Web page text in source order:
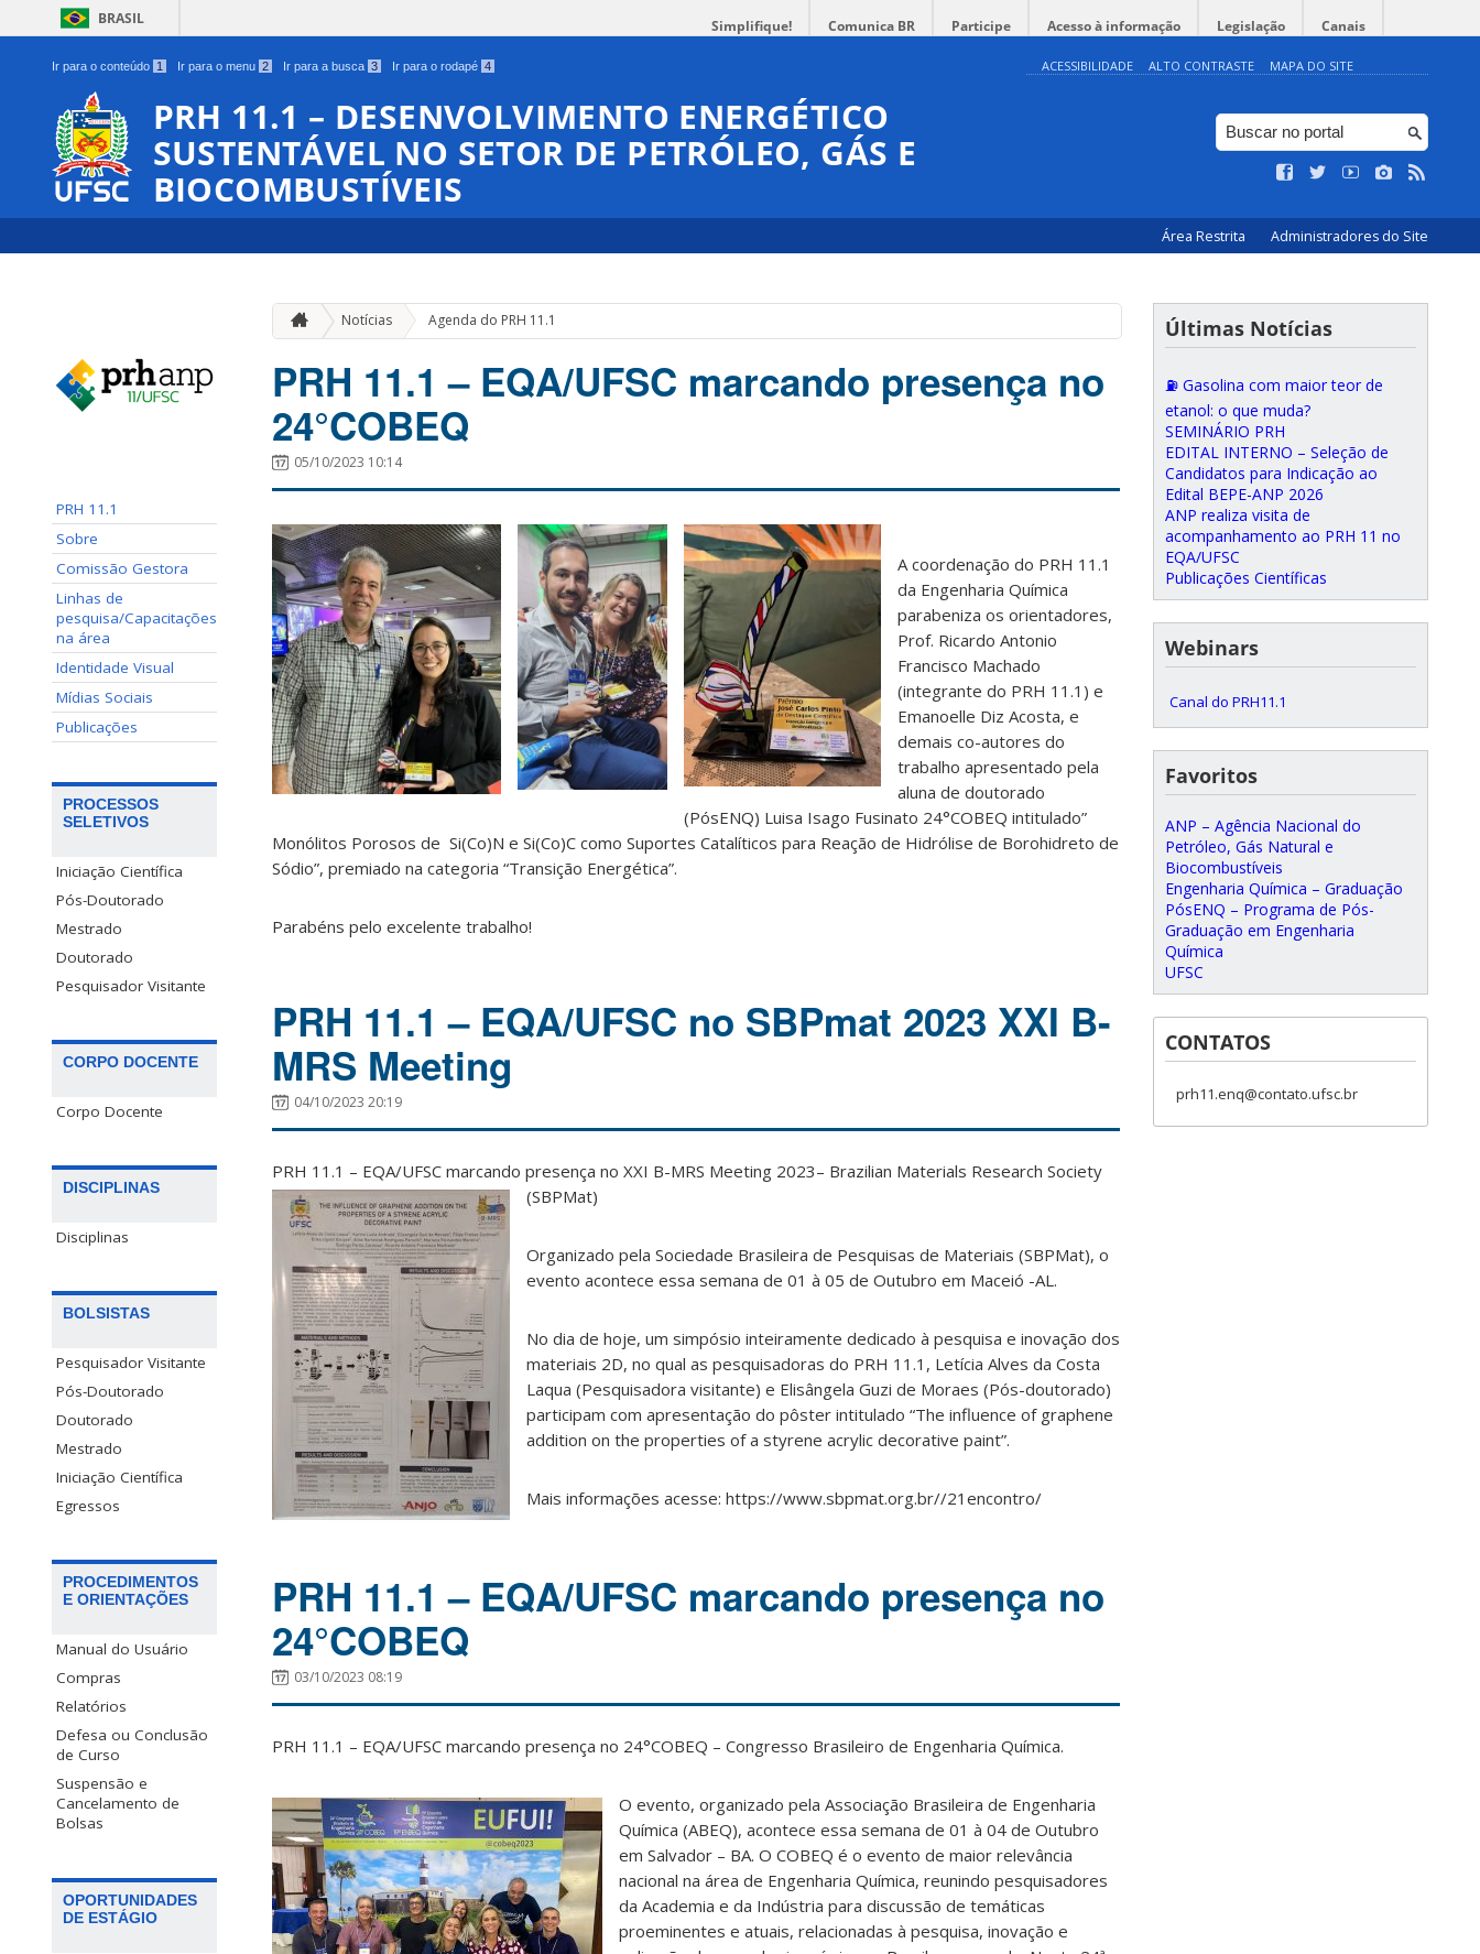
BRASIL Simplifique! Comunica BR Participe Acesso à informação Legislação Canais
Ir para o conteúdo 1 Ir para o menu 2 Ir para a busca 3 Ir para o rodapé 4 ACESSIBILIDADE ALTO CONTRASTE MAPA DO SITE
PRH 11.1 – DESENVOLVIMENTO ENERGÉTICO
SUSTENTÁVEL NO SETOR DE PETRÓLEO, GÁS E
BIOCOMBUSTÍVEIS
Área Restrita Administradores do Site
PRH 11.1
Sobre
Comissão Gestora
Linhas de
pesquisa/Capacitações
na área
Identidade Visual
Mídias Sociais
Publicações
PROCESSOS
SELETIVOS
Iniciação Científica
Pós-Doutorado
Mestrado
Doutorado
Pesquisador Visitante
CORPO DOCENTE
Corpo Docente
DISCIPLINAS
Disciplinas
BOLSISTAS
Pesquisador Visitante
Pós-Doutorado
Doutorado
Mestrado
Iniciação Científica
Egressos
PROCEDIMENTOS
E ORIENTAÇÕES
Manual do Usuário
Compras
Relatórios
Defesa ou Conclusão
de Curso
Suspensão e
Cancelamento de
Bolsas
OPORTUNIDADES
DE ESTÁGIO
Notícias Agenda do PRH 11.1
PRH 11.1 – EQA/UFSC marcando presença no
24°COBEQ
05/10/2023 10:14
A coordenação do PRH 11.1
da Engenharia Química
parabeniza os orientadores,
Prof. Ricardo Antonio
Francisco Machado
(integrante do PRH 11.1) e
Emanoelle Diz Acosta, e
demais co-autores do
trabalho apresentado pela
aluna de doutorado
(PósENQ) Luisa Isago Fusinato 24°COBEQ intitulado”
Monólitos Porosos de Si(Co)N e Si(Co)C como Suportes Catalíticos para Reação de Hidrólise de Borohidreto de
Sódio”, premiado na categoria “Transição Energética”.
Parabéns pelo excelente trabalho!
PRH 11.1 – EQA/UFSC no SBPmat 2023 XXI B-
MRS Meeting
04/10/2023 20:19
PRH 11.1 – EQA/UFSC marcando presença no XXI B-MRS Meeting 2023– Brazilian Materials Research Society
(SBPMat)
Organizado pela Sociedade Brasileira de Pesquisas de Materiais (SBPMat), o
evento acontece essa semana de 01 à 05 de Outubro em Maceió -AL.
No dia de hoje, um simpósio inteiramente dedicado à pesquisa e inovação dos
materiais 2D, no qual as pesquisadoras do PRH 11.1, Letícia Alves da Costa
Laqua (Pesquisadora visitante) e Elisângela Guzi de Moraes (Pós-doutorado)
participam com apresentação do pôster intitulado “The influence of graphene
addition on the properties of a styrene acrylic decorative paint”.
Mais informações acesse: https://www.sbpmat.org.br//21encontro/
PRH 11.1 – EQA/UFSC marcando presença no
24°COBEQ
03/10/2023 08:19
PRH 11.1 – EQA/UFSC marcando presença no 24°COBEQ – Congresso Brasileiro de Engenharia Química.
O evento, organizado pela Associação Brasileira de Engenharia
Química (ABEQ), acontece essa semana de 01 à 04 de Outubro
em Salvador – BA. O COBEQ é o evento de maior relevância
nacional na área de Engenharia Química, reunindo pesquisadores
da Academia e da Indústria para discussão de temáticas
proeminentes e atuais, relacionadas à pesquisa, inovação e
Últimas Notícias
⛽ Gasolina com maior teor de
etanol: o que muda?
SEMINÁRIO PRH
EDITAL INTERNO – Seleção de
Candidatos para Indicação ao
Edital BEPE-ANP 2026
ANP realiza visita de
acompanhamento ao PRH 11 no
EQA/UFSC
Publicações Científicas
Webinars
Canal do PRH11.1
Favoritos
ANP – Agência Nacional do
Petróleo, Gás Natural e
Biocombustíveis
Engenharia Química – Graduação
PósENQ – Programa de Pós-
Graduação em Engenharia
Química
UFSC
CONTATOS
prh11.enq@contato.ufsc.br